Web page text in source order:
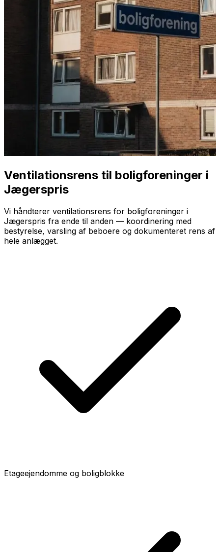
Ventilationsrens til boligforeninger i
Jægerspris
Vi håndterer ventilationsrens for boligforeninger i
Jægerspris fra ende til anden — koordinering med
bestyrelse, varsling af beboere og dokumenteret rens af
hele anlægget.
Etageejendomme og boligblokke